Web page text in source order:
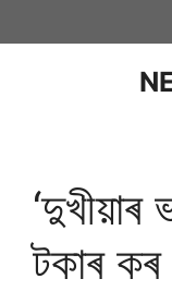
টকাৰ কৰ